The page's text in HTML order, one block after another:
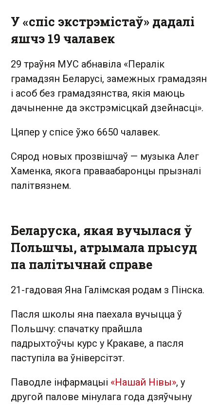
У «спіс экстрэмістаў» дадалі
яшчэ 19 чалавек
29 траўня МУС абнавіла «Пералік
грамадзян Беларусі, замежных грамадзян
і асоб без грамадзянства, якія маюць
дачыненне да экстрэмісцкай дзейнасці».
Цяпер у спісе ўжо 6650 чалавек.
Сярод новых прозвішчаў — музыка Алег
Хаменка, якога праваабаронцы прызналі
палітвязнем.
Беларуска, якая вучылася ў
Польшчы, атрымала прысуд
па палітычнай справе
21-гадовая Яна Галімская родам з Пінска.
Пасля школы яна паехала вучыцца ў
Польшчу: спачатку прайшла
падрыхтоўчы курс у Кракаве, а пасля
паступіла ва ўніверсітэт.
Паводле інфармацыі «Нашай Нівы», у
другой палове мінулага года дзяўчыну